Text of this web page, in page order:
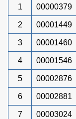
1 00000379
2 00001449
3 00001460
4 00001546
5 00002876
6 00002881
7 00003024